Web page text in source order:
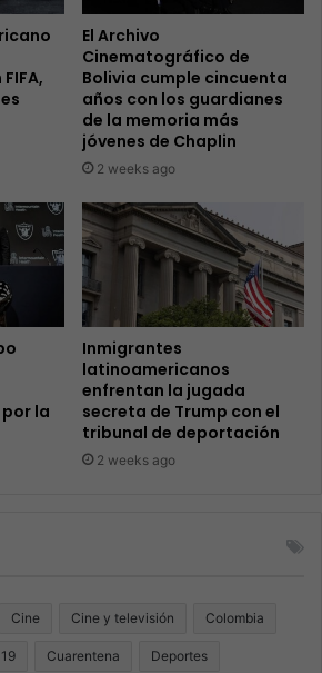
El Archivo
Cinematográfico de
Bolivia cumple cincuenta
años con los guardianes
de la memoria más
jóvenes de Chaplin
2 weeks ago
la
Inmigrantes
latinoamericanos
enfrentan la jugada
secreta de Trump con el
tribunal de deportación
2 weeks ago
Cine Cine y televisión Colombia
Cuarentena Deportes